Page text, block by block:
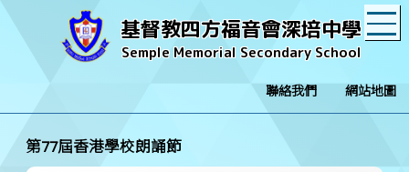
基督教四方福音會深培中學
Semple Memorial Secondary School
聯絡我們 網站地圖
第77屆香港學校朗誦節